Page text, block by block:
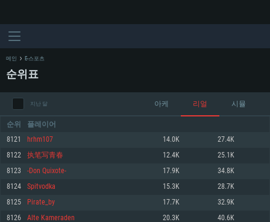
시스템 요구사항
메인 E-스포츠
순위표
지난 달 아케 리얼 시뮬
순위 플레이어
8121 hrhm107 14.0K 27.4K
8122 执笔写青春 12.4K 25.1K
8123 -Don Quixote- 17.9K 34.8K
8124 Spitvodka 15.3K 28.7K
8125 Pirate_by 17.7K 32.9K
8126 Alte Kameraden 20.3K 40.6K